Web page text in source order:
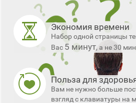
Экономия времени
Набор одной страницы
Вас 5 минут, а не 30
Польза для
Вам не нужно больше
взгляд с клавиатуры на